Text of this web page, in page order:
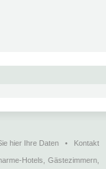
hier Ihre Daten • Kontakt
Hotels, Gästezimmern,